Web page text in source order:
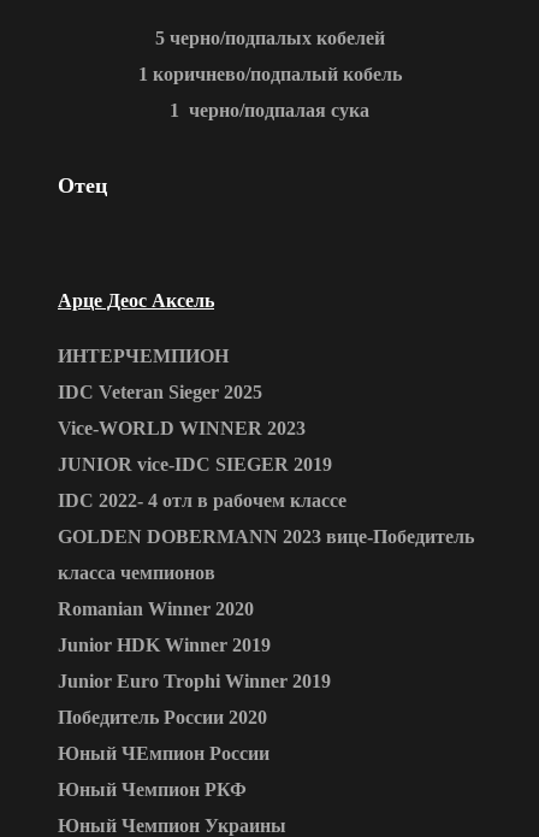
5 черно/подпалых кобелей
1 коричнево/подпалый кобель
1 черно/подпалая сука
Отец
Арце Деос Аксель
ИНТЕРЧЕМПИОН
IDC Veteran Sieger 2025
Vice-WORLD WINNER 2023
JUNIOR vice-IDC SIEGER 2019
IDC 2022- 4 отл в рабочем классе
GOLDEN DOBERMANN 2023 вице-Победитель
класса чемпионов
Romanian Winner 2020
Junior HDK Winner 2019
Junior Euro Trophi Winner 2019
Победитель России 2020
Юный ЧЕмпион России
Юный Чемпион РКФ
Юный Чемпион Украины